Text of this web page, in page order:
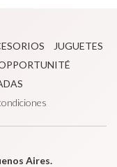
JUGUETES
Aires.